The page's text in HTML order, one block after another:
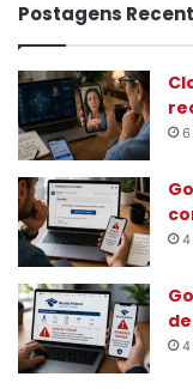
Postagens
6
4
4